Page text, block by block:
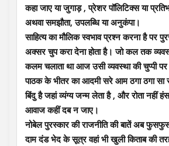
कहा जाए या जुगाड़ , प्रेशर पॉलिटिक्स या
अथवा समझौता, उपलब्धि या अनुकंपा।
साहित्य का मौलिक स्वभाव प्रश्न करना है पर
अक्सर चुप करा देना होता है। जो कल तक
कलम चलाता था आज उसी व्यवस्था की चुप्पी
पाठक के भीतर का आदमी सरे आम ठगा ठगा सा
बिंदु है जहां व्यंग्य जन्म लेता है , और रोता नहीं
आवाज कहीं दब न जाए।
नोबेल पुरस्कार की राजनीति की बातें अब
दाम दंड भेद के सूत्र वहां भी खुली किताब की